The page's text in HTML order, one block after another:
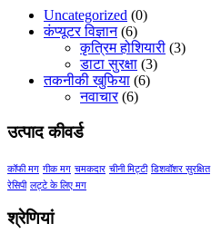
$21.00
Uncategorized (0)
कंप्यूटर विज्ञान (6)
कृत्रिम होशियारी (3)
डाटा सुरक्षा (3)
तकनीकी खुफिया (6)
नवाचार (6)
उत्पाद कीवर्ड
कॉफी मग गीक मग चमकदार चीनी मिट्टी डिशवॉशर सुरक्षित
रेसिपी लट्टे के लिए मग
श्रेणियां